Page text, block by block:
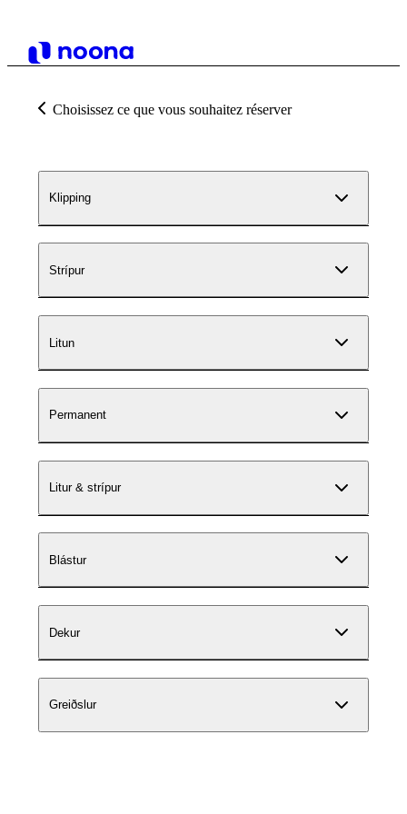
Choisissez ce que vous souhaitez réserver
Klipping
Strípur
Litun
Permanent
Litur & strípur
Blástur
Dekur
Greiðslur